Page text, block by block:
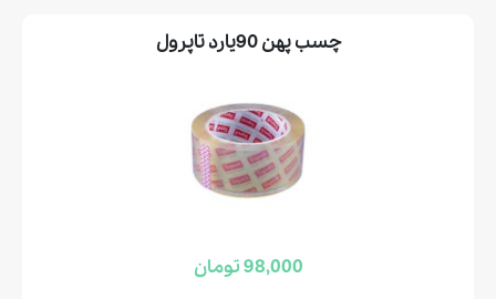
چسب پهن 90يارد تاپرول
98,000 تومان